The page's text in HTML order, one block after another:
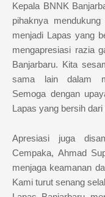
Kepala BNNK
pihaknya
menjadi Lapas yang
mengapresiasi razia
Banjarbaru. Kita
sama lain dalam
Semoga dengan
Lapas yang bersih
Apresiasi juga
Cempaka, Ahmad
menjaga keamanan
Kami turut senang